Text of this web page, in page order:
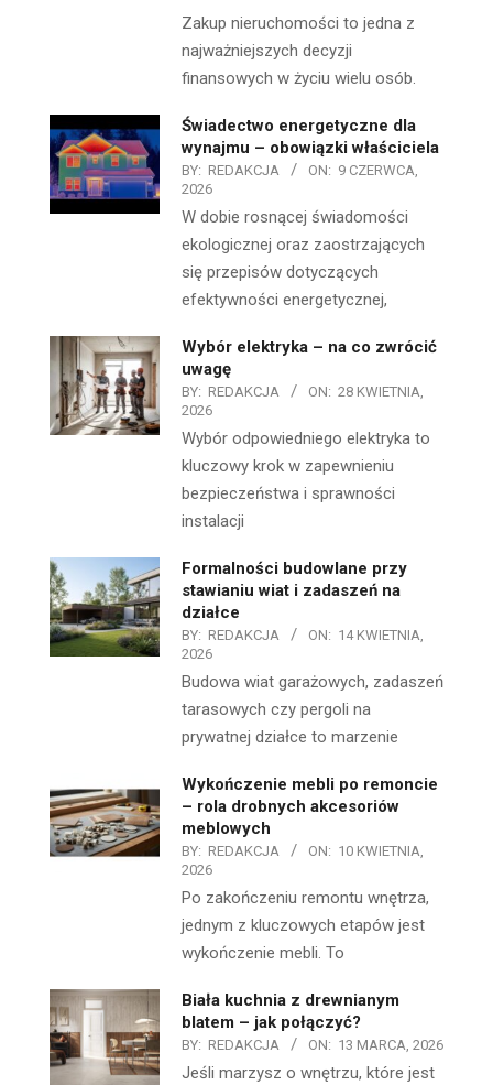
Zakup nieruchomości to jedna z
najważniejszych decyzji
finansowych w życiu wielu osób.
Świadectwo energetyczne dla
wynajmu – obowiązki właściciela
BY: REDAKCJA ON: 9 CZERWCA,
2026
W dobie rosnącej świadomości
ekologicznej oraz zaostrzających
się przepisów dotyczących
efektywności energetycznej,
Wybór elektryka – na co zwrócić
uwagę
BY: REDAKCJA ON: 28 KWIETNIA,
2026
Wybór odpowiedniego elektryka to
kluczowy krok w zapewnieniu
bezpieczeństwa i sprawności
instalacji
Formalności budowlane przy
stawianiu wiat i zadaszeń na
działce
BY: REDAKCJA ON: 14 KWIETNIA,
2026
Budowa wiat garażowych, zadaszeń
tarasowych czy pergoli na
prywatnej działce to marzenie
Wykończenie mebli po remoncie
– rola drobnych akcesoriów
meblowych
BY: REDAKCJA ON: 10 KWIETNIA,
2026
Po zakończeniu remontu wnętrza,
jednym z kluczowych etapów jest
wykończenie mebli. To
Biała kuchnia z drewnianym
blatem – jak połączyć?
BY: REDAKCJA ON: 13 MARCA, 2026
Jeśli marzysz o wnętrzu, które jest